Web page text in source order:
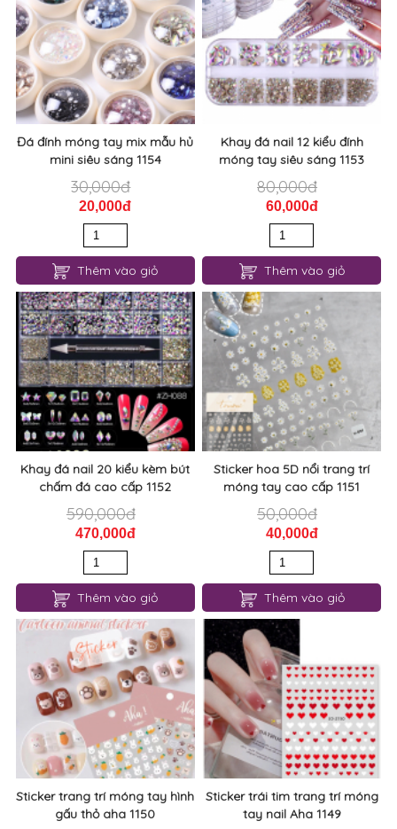
Đá đính móng tay mix mẫu hủ
mini siêu sáng 1154
30,000đ
20,000đ
Thêm vào giỏ
Khay đá nail 12 kiểu đính
móng tay siêu sáng 1153
80,000đ
60,000đ
Thêm vào giỏ
Khay đá nail 20 kiểu kèm bút
chấm đá cao cấp 1152
590,000đ
470,000đ
Thêm vào giỏ
Sticker hoa 5D nổi trang trí
móng tay cao cấp 1151
50,000đ
40,000đ
Thêm vào giỏ
Sticker trang trí móng tay hình
gấu thỏ aha 1150
Sticker trái tim trang trí móng
tay nail Aha 1149